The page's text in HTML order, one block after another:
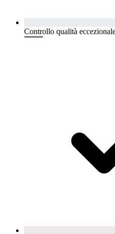
Controllo qualità